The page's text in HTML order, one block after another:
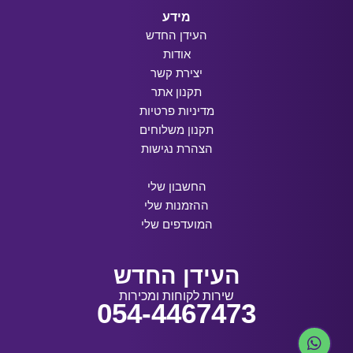
מידע
העידן החדש
אודות
יצירת קשר
תקנון אתר
מדיניות פרטיות
תקנון משלוחים
הצהרת נגישות
החשבון שלי
ההזמנות שלי
המועדפים שלי
העידן החדש
שירות לקוחות ומכירות
054-4467473